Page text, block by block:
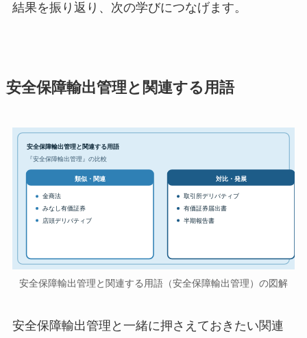
結果を振り返り、次の学びにつなげます。
安全保障輸出管理と関連する用語
安全保障輸出管理と関連する用語
『安全保障輸出管理』の比較
類似・関連
金商法
みなし有価証券
店頭デリバティブ
対比・発展
取引所デリバティブ
有価証券届出書
半期報告書
安全保障輸出管理と関連する用語（安全保障輸出管理）の図解
安全保障輸出管理と一緒に押さえておきたい関連